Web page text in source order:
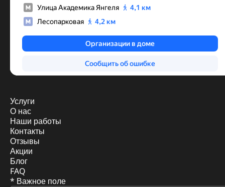
Услуги
О нас
Наши работы
Контакты
Отзывы
Акции
Блог
FAQ
* Важное поле